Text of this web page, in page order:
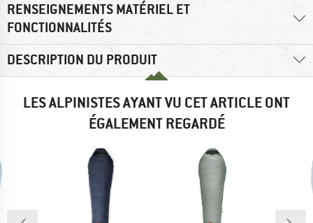
RENSEIGNEMENTS MATÉRIEL ET
FONCTIONNALITÉS
DESCRIPTION DU PRODUIT
LES ALPINISTES AYANT VU CET ARTICLE ONT
ÉGALEMENT REGARDÉ